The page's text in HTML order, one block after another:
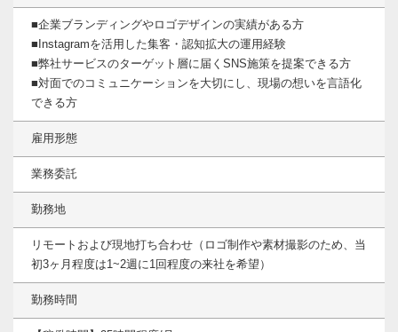
■企業ブランディングやロゴデザインの実績がある方
■Instagramを活用した集客・認知拡大の運用経験
■弊社サービスのターゲット層に届くSNS施策を提案できる方
■対面でのコミュニケーションを大切にし、現場の想いを言語化
できる方
雇用形態
業務委託
勤務地
リモートおよび現地打ち合わせ（ロゴ制作や素材撮影のため、当
初3ヶ月程度は1~2週に1回程度の来社を希望）
勤務時間